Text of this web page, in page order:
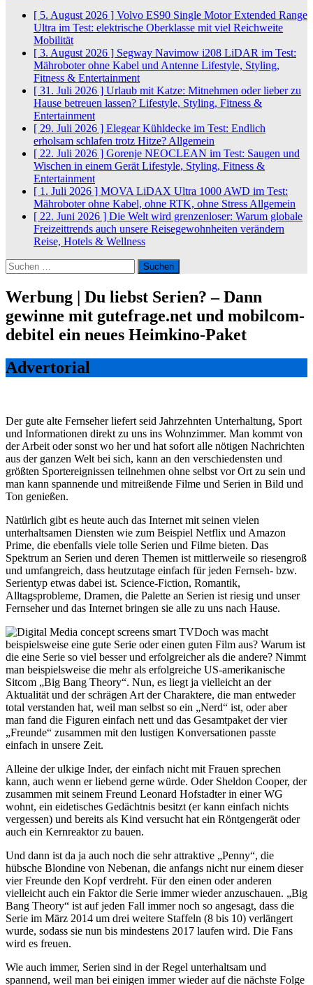
[ 5. August 2026 ] Volvo ES90 Single Motor Extended Range
Ultra im Test: elektrische Oberklasse mit viel Reichweite
Mobilität
[ 3. August 2026 ] Segway Navimow i208 LiDAR im Test:
Mähroboter ohne Kabel und Antenne Lifestyle, Styling,
Fitness & Entertainment
[ 31. Juli 2026 ] Urlaub mit Katze: Mitnehmen oder lieber zu
Hause betreuen lassen? Lifestyle, Styling, Fitness &
Entertainment
[ 29. Juli 2026 ] Elegear Kühldecke im Test: Endlich
erholsam schlafen trotz Hitze? Allgemein
[ 22. Juli 2026 ] Gorenje NEOCLEAN im Test: Saugen und
Wischen in einem Gerät Lifestyle, Styling, Fitness &
Entertainment
[ 1. Juli 2026 ] MOVA LiDAX Ultra 1000 AWD im Test:
Mähroboter ohne Kabel, ohne RTK, ohne Stress Allgemein
[ 22. Juni 2026 ] Die Welt wird grenzenloser: Warum globale
Freizeittrends auch unsere Reisegewohnheiten verändern
Reise, Hotels & Wellness
Suchen
nach:
Werbung | Du liebst Serien? – Dann
gewinne mit gutefrage.net und mobilcom-
debitel ein neues Heimkino-Paket
Advertorial
Der gute alte Fernseher liefert seid Jahrzehnten Unterhaltung, Sport
und Informationen direkt zu uns ins Wohnzimmer. Man kommt von
der Arbeit oder sonst wo her und hat sofort alle nötigen Nachrichten
aus der ganzen Welt bei sich, kann an den verschiedensten und
größten Sportereignissen teilnehmen ohne selbst vor Ort zu sein und
man kann spannende und mitreißende Filme und Serien in Bild und
Ton genießen.
Natürlich gibt es heute auch das Internet mit seinen vielen
unterhaltsamen Diensten wie zum Beispiel Netflix und Amazon
Prime, die ebenfalls viele tolle Serien und Filme bieten. Das
Spektrum an Serien und deren Themen ist mittlerweile so riesengroß
und umfangreich, dass heutzutage einfach für jeden Fernseh- bzw.
Serientyp etwas dabei ist. Science-Fiction, Romantik,
Alltagsprobleme, Dramen, die Palette an Serien ist riesig und unser
Fernseher und das Internet bringen sie alle zu uns nach Hause.
Doch was macht
beispielsweise eine gute Serie oder einen guten Film aus? Warum ist
die eine Serie so viel besser und erfolgreicher als die andere? Nimmt
man beispielsweise die mehr als erfolgreiche US-amerikanische
Sitcom „Big Bang Theory“. Nun, es liegt ja vielleicht an der
Aktualität und der schrägen Art der Charaktere, die man entweder
total verstanden hat, weil man selbst so ein „Nerd“ ist, oder aber
man fand die Figuren einfach nett und das Gesamtpaket der vier
„Freunde“ zusammen mit den lustigen Konversationen passte
einfach in unsere Zeit.
Alleine der ulkige Inder, der einfach nicht mit Frauen sprechen
kann, auch wenn er liebend gerne würde. Oder Sheldon Cooper, der
zusammen mit seinem Freund Leonard Hofstadter in einer WG
wohnt, ein eidetisches Gedächtnis besitzt (er kann einfach nichts
vergessen) und bereits als Kind versucht hat ein Röntgengerät oder
auch ein Kernreaktor zu bauen.
Und dann ist da ja auch noch die sehr attraktive „Penny“, die
hübsche Blondine von Nebenan, die anfangs nicht nur einem dieser
vier Freunde den Kopf verdreht. Für den einen oder anderen
vielleicht auch ein Faktor die Serie immer wieder anzuschauen. „Big
Bang Theory“ ist auf jeden Fall immer noch so angesagt, dass die
Serie im März 2014 um drei weitere Staffeln (8 bis 10) verlängert
wurde, sodass sie nun bis mindestens 2017 laufen wird. Die Fans
wird es freuen.
Wie auch immer, Serien sind in der Regel unterhaltsam und
spannend, weil man bei einigen immer wieder auf die nächste Folge